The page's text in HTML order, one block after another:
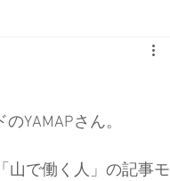
強会 机上講習
YAMAPさん。
山で働く人」の記事モ